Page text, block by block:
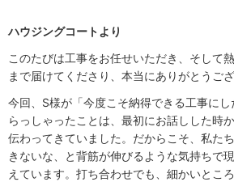
ハウジングコートより
このたびは工事をお任せいただき、そして
まで届けてくださり、本当にありがとうござ
今回、S様が「今度こそ納得できる工事に
らっしゃったことは、最初にお話しした時
伝わってきていました。だからこそ、私た
きないな、と背筋が伸びるような気持ちで
えています。打ち合わせでも、細かいとこ